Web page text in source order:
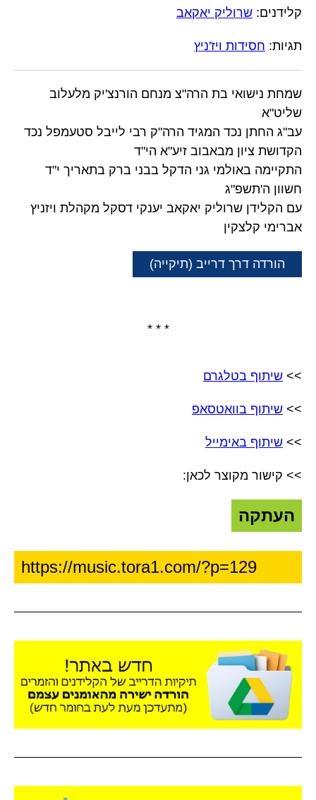
קלידנים: שרוליק יאקאב
תגיות: חסידות ויז'ניץ
שמחת נישואי בת הרה"צ מנחם הורנצ'יק מלעלוב
שליט"א
עב"ג החתן נכד המגיד הרה"ק רבי לייבל סטעמפל נכד
הקדושת ציון מבאבוב זיע"א הי"ד
התקיימה באולמי גני הדקל בבני ברק בתאריך י"ד
חשוון ה'תשפ"ג
עם הקלידן שרוליק יאקאב יענקי דסקל מקהלת ויזניץ
אברימי קלצקין
הורדה דרך דרייב (תיקייה)
* * *
>> שיתוף בטלגרם
>> שיתוף בוואטסאפ
>> שיתוף באימייל
>> קישור מקוצר לכאן:
העתקה